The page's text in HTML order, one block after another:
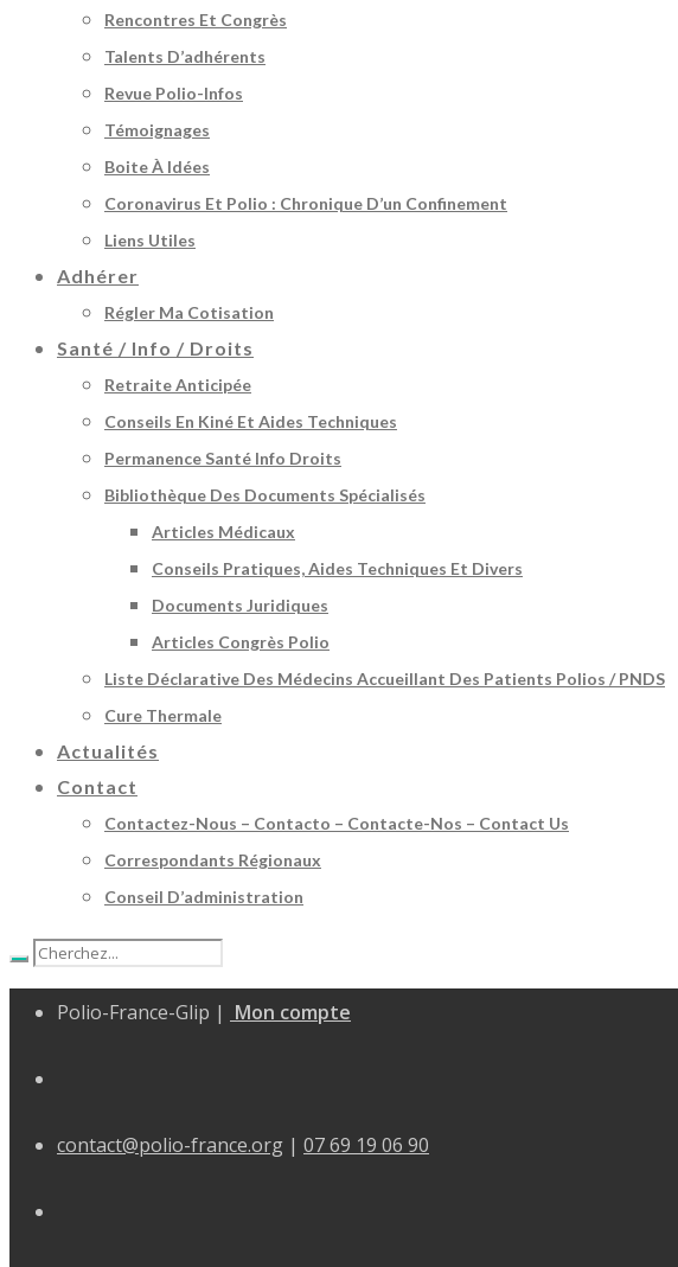
Rencontres Et Congrès
Talents D’adhérents
Revue Polio-Infos
Témoignages
Boite À Idées
Coronavirus Et Polio : Chronique D’un Confinement
Liens Utiles
Adhérer
Régler Ma Cotisation
Santé / Info / Droits
Retraite Anticipée
Conseils En Kiné Et Aides Techniques
Permanence Santé Info Droits
Bibliothèque Des Documents Spécialisés
Articles Médicaux
Conseils Pratiques, Aides Techniques Et Divers
Documents Juridiques
Articles Congrès Polio
Liste Déclarative Des Médecins Accueillant Des Patients Polios / PNDS
Cure Thermale
Actualités
Contact
Contactez-Nous – Contacto – Contacte-Nos – Contact Us
Correspondants Régionaux
Conseil D’administration
Polio-France-Glip | Mon compte
contact@polio-france.org | 07 69 19 06 90